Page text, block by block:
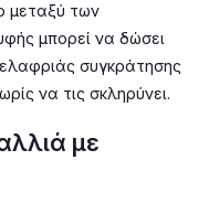
μεταξύ των
μπορεί να δώσει
συγκράτησης
να τις σκληρύνει.
με